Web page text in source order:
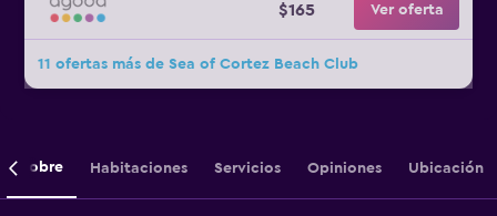
$165 Ver oferta
11 ofertas más de Sea of Cortez Beach Club
Sobre Habitaciones Servicios Opiniones Ubicación